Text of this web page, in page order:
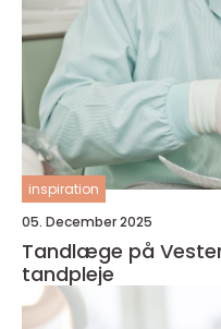
inspiration
05. December 2025
Tandlæge på
tandpleje